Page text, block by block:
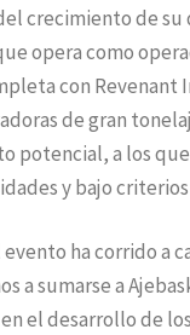
crecimiento de
opera como
con
de gran
potencial, a los
y bajo
ha corrido a
a sumarse a
el desarrollo de